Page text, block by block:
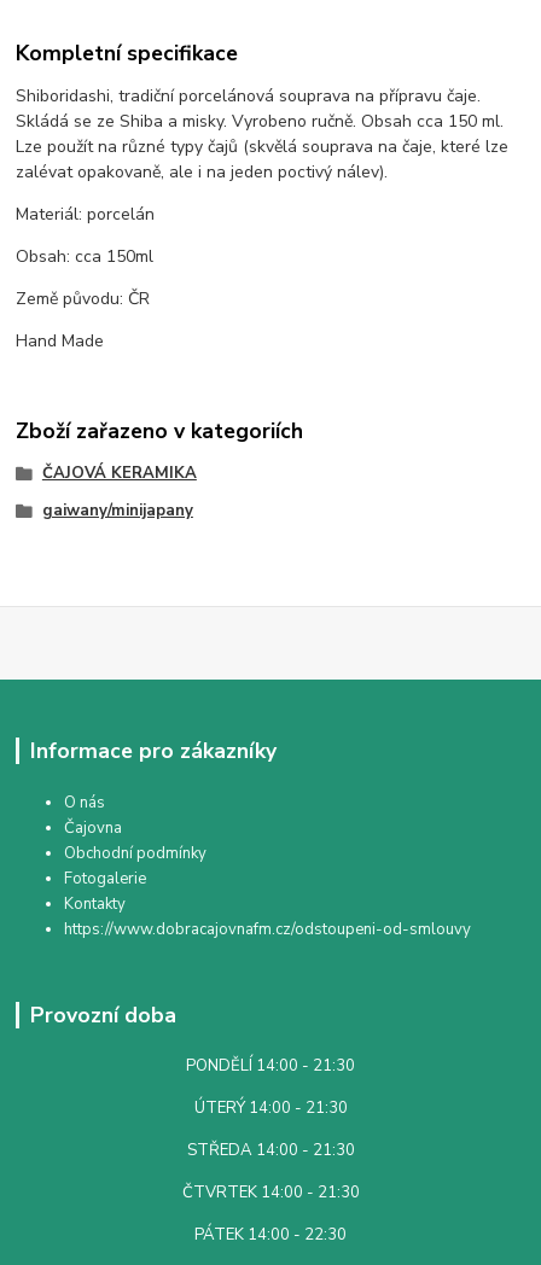
Kompletní specifikace
Shiboridashi, tradiční porcelánová souprava na přípravu čaje.
Skládá se ze Shiba a misky. Vyrobeno ručně. Obsah cca 150 ml.
Lze použít na různé typy čajů (skvělá souprava na čaje, které lze
zalévat opakovaně, ale i na jeden poctivý nálev).
Materiál: porcelán
Obsah: cca 150ml
Země původu: ČR
Hand Made
Zboží zařazeno v kategoriích
ČAJOVÁ KERAMIKA
gaiwany/minijapany
Informace pro zákazníky
O nás
Čajovna
Obchodní podmínky
Fotogalerie
Kontakty
https://www.dobracajovnafm.cz/odstoupeni-od-smlouvy
Provozní doba
PONDĚLÍ 14:00 - 21:30
ÚTERÝ 14:00 - 21:30
STŘEDA 14:00 - 21:30
ČTVRTEK 14:00 - 21:30
PÁTEK 14:00 - 22:30